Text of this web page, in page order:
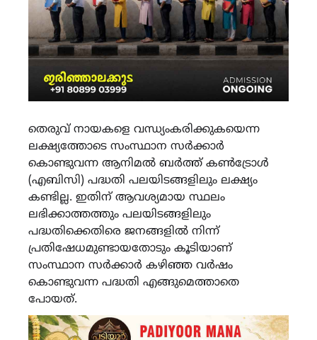
തെരുവ് നായകളെ വന്ധ്യംകരിക്കുകയെന്ന
ലക്ഷ്യത്തോടെ സംസ്ഥാന സര്‍ക്കാര്‍
കൊണ്ടുവന്ന ആനിമല്‍ ബര്‍ത്ത് കണ്‍ട്രോള്‍
(എബിസി) പദ്ധതി പലയിടങ്ങളിലും ലക്ഷ്യം
കണ്ടില്ല. ഇതിന് ആവശ്യമായ സ്ഥലം
ലഭിക്കാത്തത്തും പലയിടങ്ങളിലും
പദ്ധതിക്കെതിരെ ജനങ്ങളില്‍ നിന്ന്
പ്രതിഷേധമുണ്ടായതോടും കൂടിയാണ്
സംസ്ഥാന സര്‍ക്കാര്‍ കഴിഞ്ഞ വര്‍ഷം
കൊണ്ടുവന്ന പദ്ധതി എങ്ങുമെത്താതെ
പോയത്.